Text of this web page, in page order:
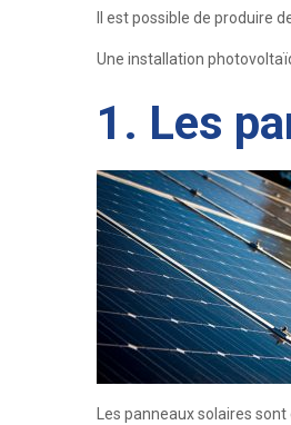
Il est possible de produire
Une installation
1. Les
Les panneaux solaires